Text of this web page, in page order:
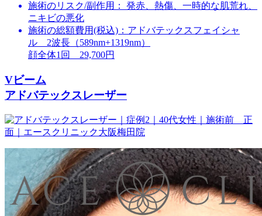
施術のリスク/副作用：
発赤、熱傷、一時的な肌荒れ、
ニキビの悪化
施術の総額費用(税込)： アドバテックスフェイシャ
ル 2波長（589nm+1319nm）
顔全体1回 29,700円
Vビーム
アドバテックスレーザー